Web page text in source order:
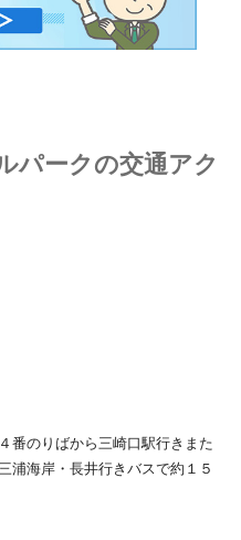
パークの交通アク
番のりばから三崎口駅行きまた
浦海岸・長井行きバスで約１５